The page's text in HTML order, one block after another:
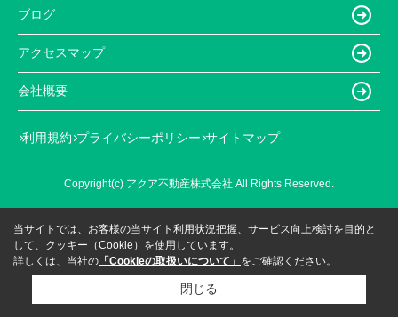
ブログ
アクセスマップ
会社概要
利用規約 プライバシーポリシー サイトマップ
Copyright(c) アクア不動産株式会社 All Rights Reserved.
当サイトでは、お客様の当サイト利用状況把握、サービス向上検討を目的と
して、クッキー（Cookie）を使用しています。
詳しくは、当社の 「Cookieの取扱いについて」 をご確認ください。
閉じる